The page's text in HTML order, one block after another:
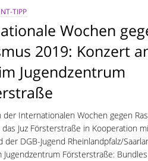
TIPP
Wochen
2019: Konzert
Jugendzentrum
der Internationalen Wochen gegen
Juz Försterstraße in Kooperation
der DGB-Jugend Rheinlandpfalz/
Jugendzentrum Försterstraße: